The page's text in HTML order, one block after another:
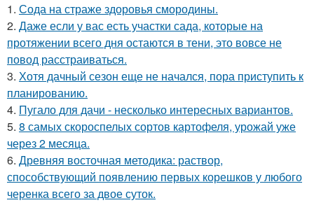
1. Сода на страже здоровья смородины.
2. Даже если у вас есть участки сада, которые на
протяжении всего дня остаются в тени, это вовсе не
повод расстраиваться.
3. Хотя дачный сезон еще не начался, пора приступить к
планированию.
4. Пугало для дачи - несколько интересных вариантов.
5. 8 самых скороспелых сортов картофеля, урожай уже
через 2 месяца.
6. Древняя восточная методика: раствор,
способствующий появлению первых корешков у любого
черенка всего за двое суток.